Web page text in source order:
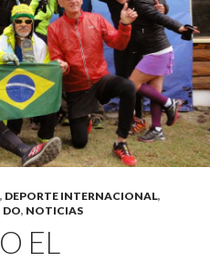
, DEPORTE INTERNACIONAL,
, NOTICIAS
EL